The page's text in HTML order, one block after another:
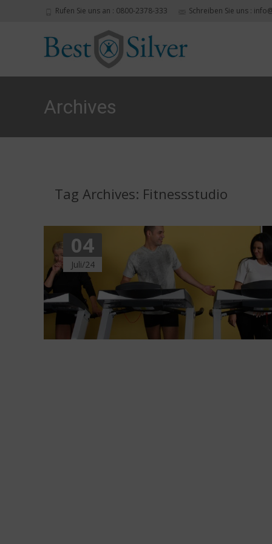
Rufen Sie uns an : 0800-2378-333 Schreiben Sie uns :
Archives
Tag Archives: Fitnessstudio
04
Juli/24